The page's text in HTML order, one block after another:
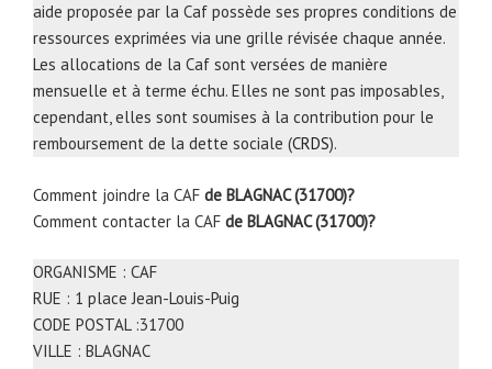
aide proposée par la Caf possède ses propres conditions de
ressources exprimées via une grille révisée chaque année.
Les allocations de la Caf sont versées de manière
mensuelle et à terme échu. Elles ne sont pas imposables,
cependant, elles sont soumises à la contribution pour le
remboursement de la dette sociale (CRDS).
Comment joindre la CAF de BLAGNAC (31700)?
Comment contacter la CAF de BLAGNAC (31700)?
ORGANISME : CAF
RUE : 1 place Jean-Louis-Puig
CODE POSTAL :31700
VILLE : BLAGNAC